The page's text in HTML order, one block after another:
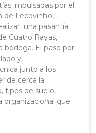
impulsadas por el
de Fecovinho,
una pasantía
Cuatro Rayas,
bodega. El paso por
y,
junto a los
de cerca la
tipos de suelo,
organizacional que